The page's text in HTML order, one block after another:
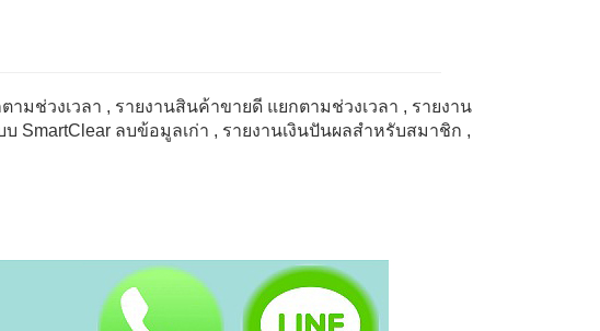
ามช่วงเวลา , รายงานสินค้าขายดี แยกตามช่วงเวลา , รายงาน
บ SmartClear ลบข้อมูลเก่า , รายงานเงินปันผลสำหรับสมาชิก ,